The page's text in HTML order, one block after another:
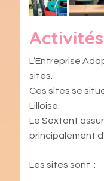
Activités
L’Entreprise
sites.
Ces sites se
Lilloise.
Le Sextant
principalement
Les sites sont :